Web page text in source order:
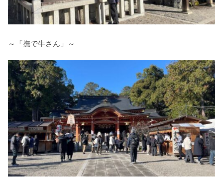
～「撫で牛さん」～